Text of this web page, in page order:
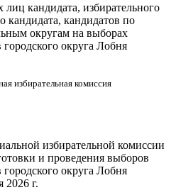
кандидата, избирательного
кандидата, кандидатов по
округам на выборах
городского округа Лобня
избирательная комиссия
избирательной комиссии
и проведения выборов
городского округа Лобня
2026 г.